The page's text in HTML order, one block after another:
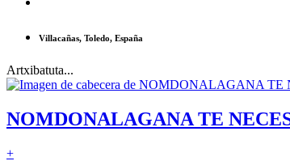
Villacañas, Toledo, España
Artxibatuta...
NOMDONALAGANA TE
+